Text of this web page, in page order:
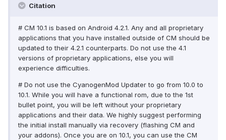
Citation
# CM 10.1 is based on Android 4.2.1. Any and all proprietary
applications that you have installed outside of CM should be
updated to their 4.2.1 counterparts. Do not use the 4.1
versions of proprietary applications, else you will
experience difficulties.
# Do not use the CyanogenMod Updater to go from 10.0 to
10.1. While you will have a functional rom, due to the 1st
bullet point, you will be left without your proprietary
applications and their data. We highly suggest performing
the initial install manually via recovery (flashing CM and
your addons). Once you are on 10.1, you can use the CM